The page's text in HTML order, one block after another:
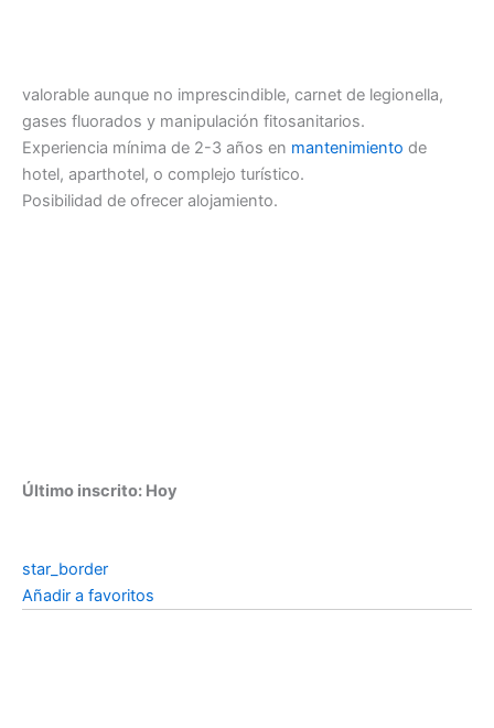
valorable aunque no imprescindible, carnet de legionella,
gases fluorados y manipulación fitosanitarios.
Experiencia mínima de 2-3 años en mantenimiento de
hotel, aparthotel, o complejo turístico.
Posibilidad de ofrecer alojamiento.
Último inscrito: Hoy
star_border
Añadir a favoritos